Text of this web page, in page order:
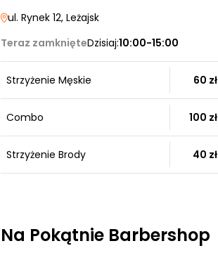
ul. Rynek 12, Leżajsk
Teraz zamknięteDzisiaj:10:00-15:00
Strzyżenie Męskie 60 zł
Combo 100 zł
Strzyżenie Brody 40 zł
Na Pokątnie Barbershop